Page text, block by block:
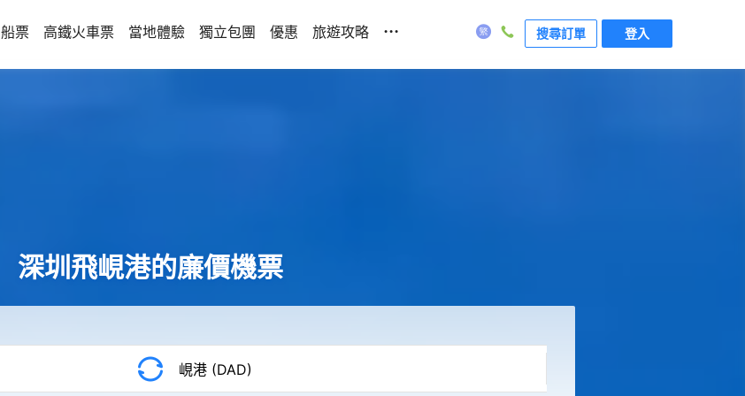
船票 高鐵火車票 當地體驗 獨立包團 優惠 旅遊攻略 ... 搜尋訂單 登入
深圳飛峴港的廉價機票